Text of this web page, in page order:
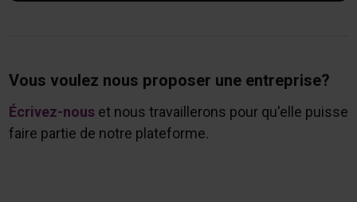
Vous voulez nous proposer une entreprise?
Écrivez-nouset nous travaillerons pour qu'elle puisse
faire partie de notre plateforme.